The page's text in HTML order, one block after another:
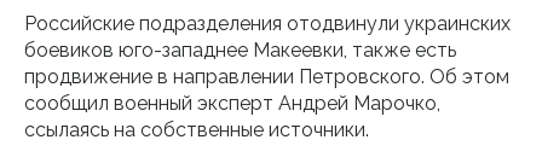
Российские подразделения отодвинули украинских
боевиков юго-западнее Макеевки, также есть
продвижение в направлении Петровского. Об этом
сообщил военный эксперт Андрей Марочко,
ссылаясь на собственные источники.